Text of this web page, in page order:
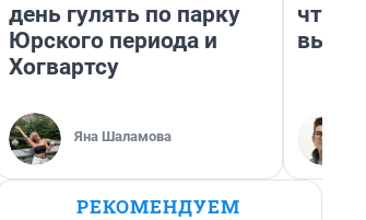
день гулять по парку
Юрского периода и
Хогвартсу
Яна Шаламова
РЕКОМЕНДУЕМ